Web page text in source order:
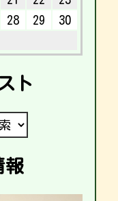
28 29
30
ト
報